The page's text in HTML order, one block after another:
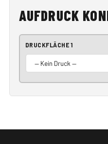
AUFDRUCK
DRUCKFLÄCHE 1